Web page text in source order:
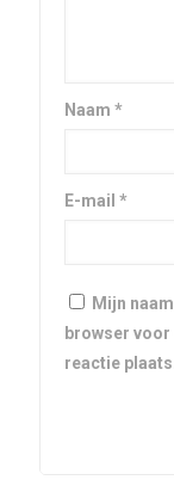
Naam *
E-mail *
Mijn
browser voor
reactie